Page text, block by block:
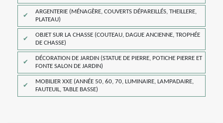
ARGENTERIE (MÉNAGÈRE, COUVERTS DÉPAREILLÉS, THEILLERE,
PLATEAU)
OBJET SUR LA CHASSE (COUTEAU, DAGUE ANCIENNE, TROPHÉE
DE CHASSE)
DÉCORATION DE JARDIN (STATUE DE PIERRE, POTICHE PIERRE ET
FONTE SALON DE JARDIN)
MOBILIER XXE (ANNÉE 50, 60, 70, LUMINAIRE, LAMPADAIRE,
FAUTEUIL, TABLE BASSE)